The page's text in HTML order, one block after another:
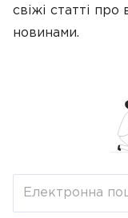
свіжі статті про
новинами.